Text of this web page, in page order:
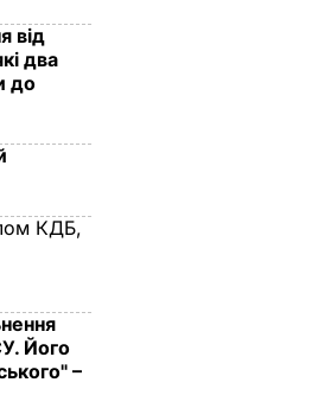
від
два
до
КДБ,
Його
–